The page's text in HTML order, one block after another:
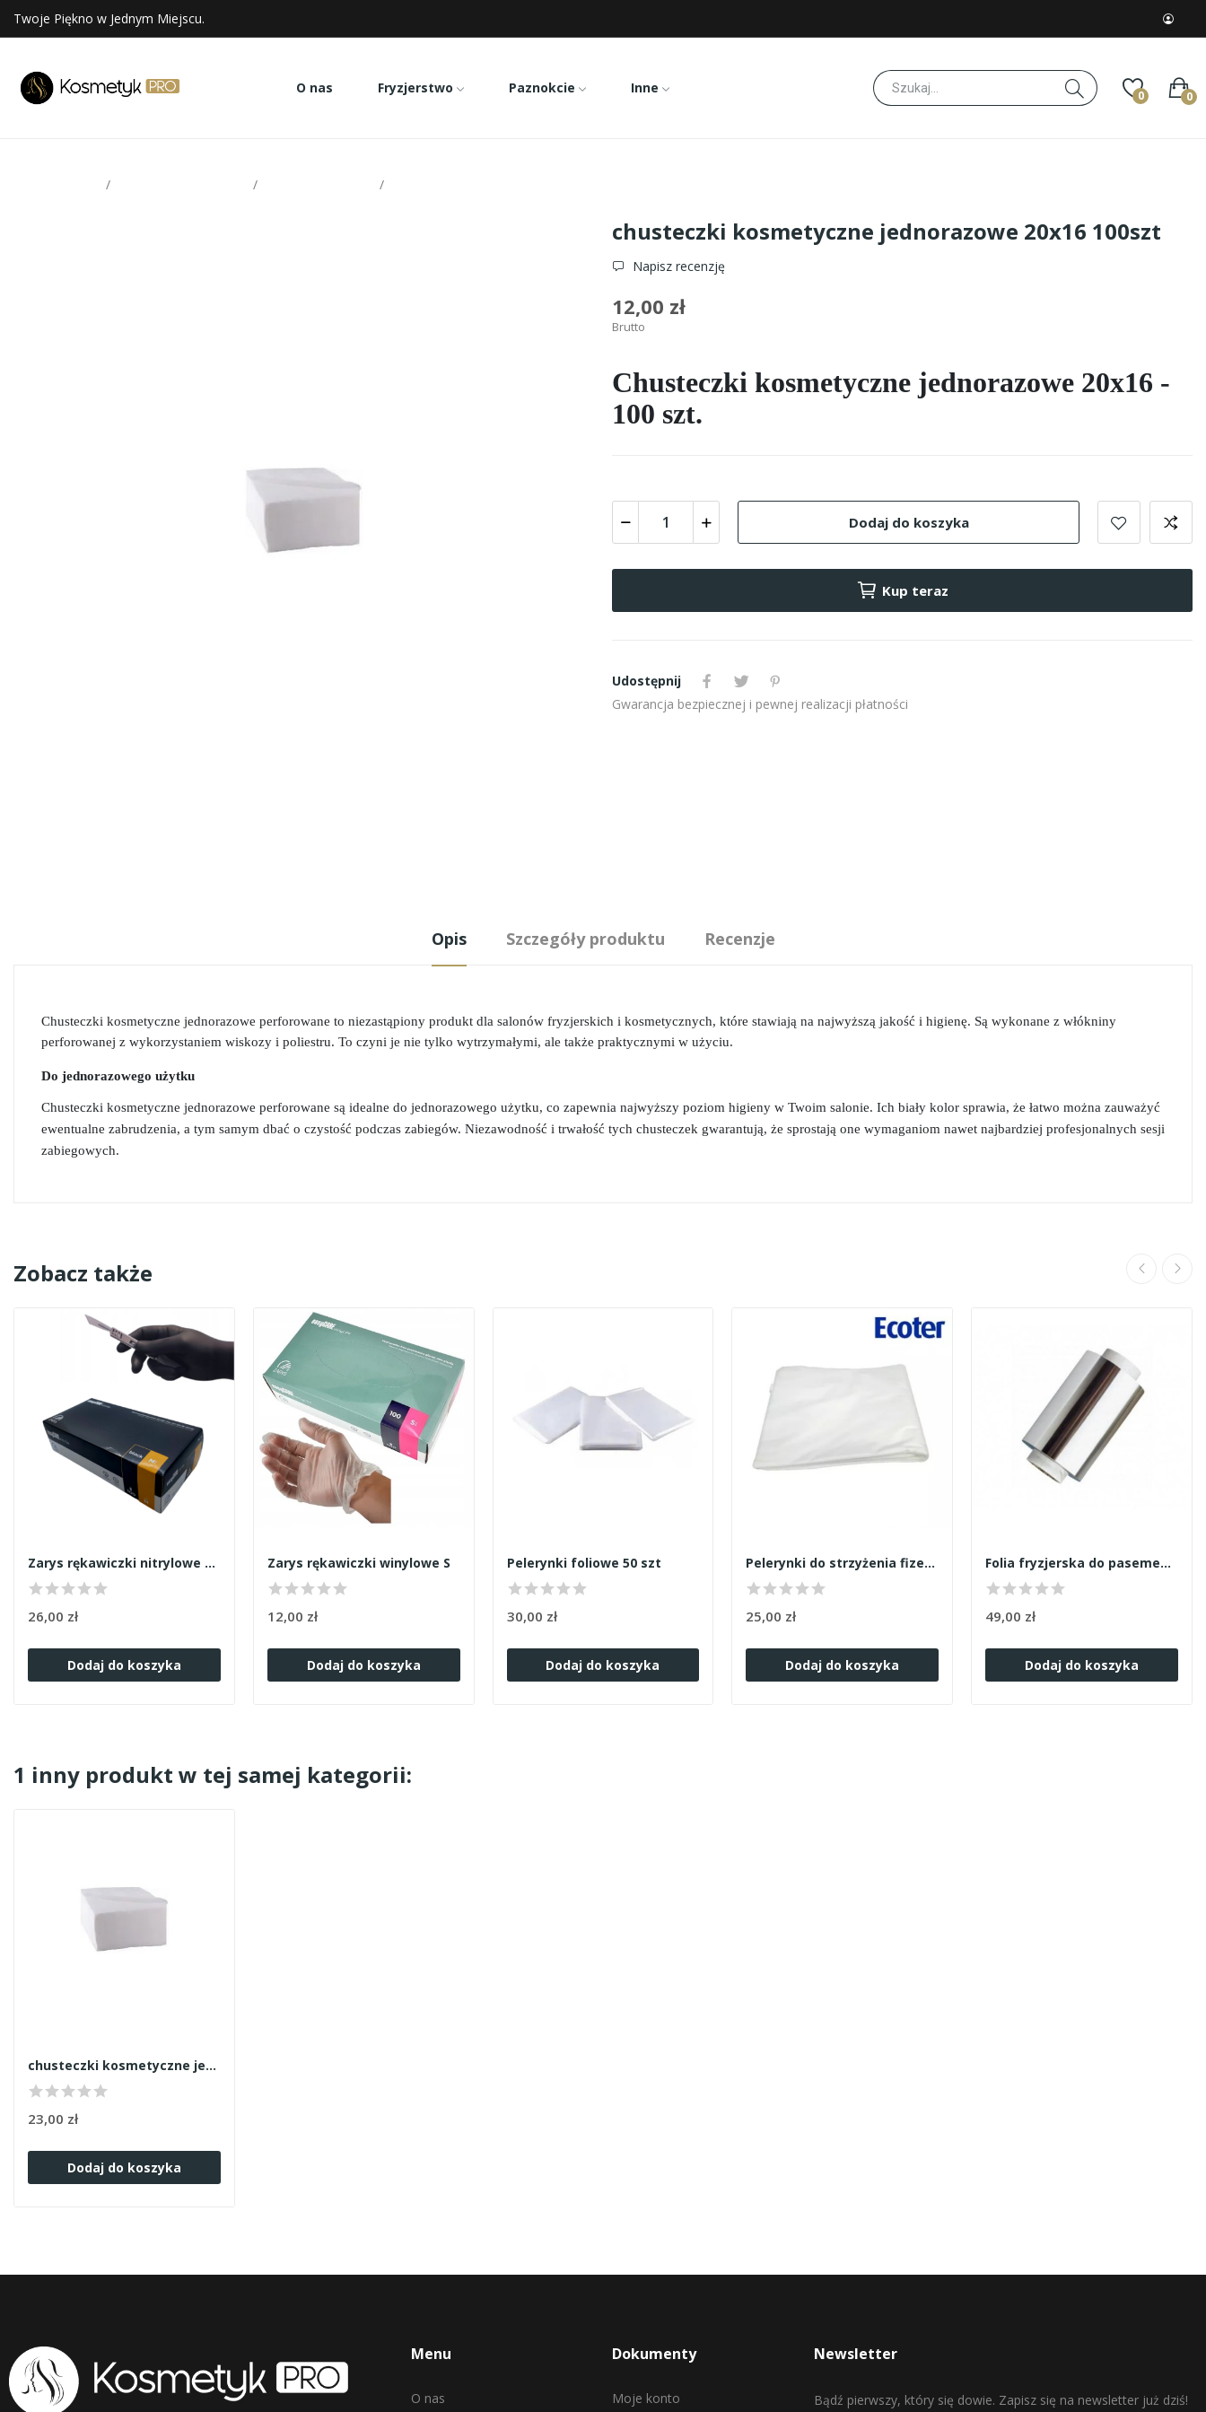
Twoje Piękno w Jednym Miejscu.
O nas Fryzjerstwo Paznokcie Inne 0 0
chusteczki kosmetyczne jednorazowe 20x16 100szt
Napisz recenzję
12,00 zł
Brutto
Chusteczki kosmetyczne jednorazowe 20x16 -
100 szt.
Dodaj do koszyka
Kup teraz
Udostępnij
Gwarancja bezpiecznej i pewnej realizacji płatności
Opis Szczegóły produktu Recenzje
Chusteczki kosmetyczne jednorazowe perforowane to niezastąpiony produkt dla salonów fryzjerskich i kosmetycznych, które stawiają na najwyższą jakość i higienę. Są wykonane z włókniny
perforowanej z wykorzystaniem wiskozy i poliestru. To czyni je nie tylko wytrzymałymi, ale także praktycznymi w użyciu.
Do jednorazowego użytku
Chusteczki kosmetyczne jednorazowe perforowane są idealne do jednorazowego użytku, co zapewnia najwyższy poziom higieny w Twoim salonie. Ich biały kolor sprawia, że łatwo można zauważyć
ewentualne zabrudzenia, a tym samym dbać o czystość podczas zabiegów. Niezawodność i trwałość tych chusteczek gwarantują, że sprostają one wymaganiom nawet najbardziej profesjonalnych sesji
zabiegowych.
Zobacz także
Zarys rękawiczki nitrylowe czarne M
26,00 zł
Dodaj do koszyka
Zarys rękawiczki winylowe S
12,00 zł
Dodaj do koszyka
Pelerynki foliowe 50 szt
30,00 zł
Dodaj do koszyka
Pelerynki do strzyżenia fizelinowe 25szt
25,00 zł
Dodaj do koszyka
Folia fryzjerska do pasemek 250m
49,00 zł
Dodaj do koszyka
1 inny produkt w tej samej kategorii:
chusteczki kosmetyczne jednorazowe 25x38 100szt
23,00 zł
Dodaj do koszyka
Menu
O nas
Dokumenty
Moje konto
Newsletter
Bądź pierwszy, który się dowie. Zapisz się na newsletter już dziś!